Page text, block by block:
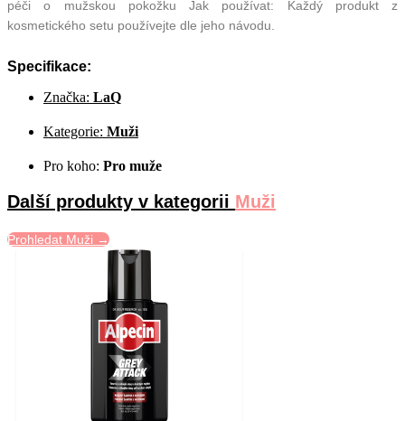
péči o mužskou pokožku Jak používat: Každý produkt z
kosmetického setu používejte dle jeho návodu.
Specifikace:
Značka: LaQ
Kategorie: Muži
Pro koho: Pro muže
Další produkty v kategorii Muži
Prohledat Muži →